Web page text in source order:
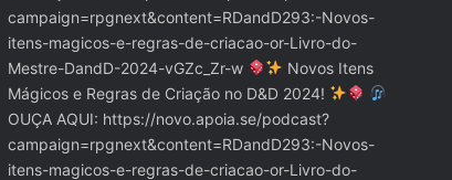
campaign=rpgnext&content=RDandD293:-Novos-
itens-magicos-e-regras-de-criacao-or-Livro-do-
Mestre-DandD-2024-vGZc_Zr-w
Novos Itens
Mágicos e Regras de Criação no D&D 2024!
OUÇA AQUI: https://novo.apoia.se/podcast?
campaign=rpgnext&content=RDandD293:-Novos-
itens-magicos-e-regras-de-criacao-or-Livro-do-